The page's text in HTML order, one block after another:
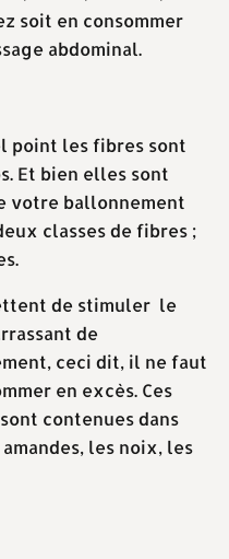
soit en consommer
abdominal.
point les fibres sont
Et bien elles sont
votre ballonnement
classes de fibres ;
de stimuler le
de
ceci dit, il ne faut
en excès. Ces
contenues dans
les noix, les